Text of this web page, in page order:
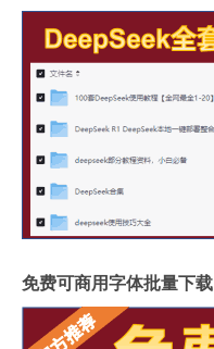
免费可商用字体批量下载